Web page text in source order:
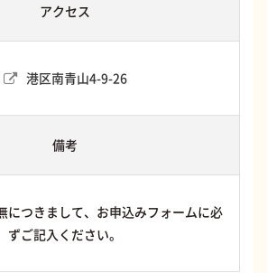
アクセス
港区南青山4-9-26
備考
につきまして、お申込みフォームに必
ずご記入ください。